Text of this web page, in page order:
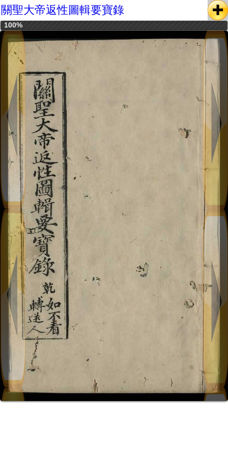
關聖大帝返性圖輯要寶錄
100%